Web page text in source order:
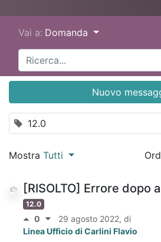
Vai a: Domanda
12.0
Nuovo
Mostra Tutti
[RISOLTO] Errore dopo
12.0
0 29 agosto 2022, di
Linea Ufficio di Carlini Flavio